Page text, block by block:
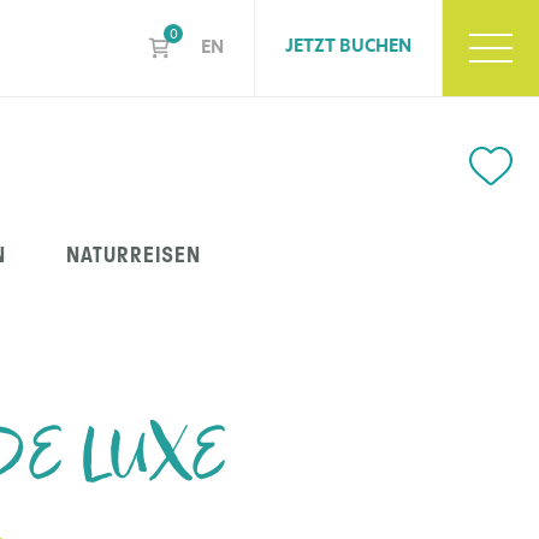
0
EN JETZT BUCHEN
NATURREISEN
LUXE